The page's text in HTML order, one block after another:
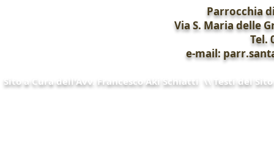
Parrocchia
Via S. Maria delle
Tel.
e-mail:
Sito a Cura dell'Avv. Francesco Aki Schiatti \\ Testi del